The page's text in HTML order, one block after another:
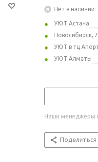
Нет в наличии
УЮТ Астана
Новосибирск,
УЮТ в тц
УЮТ Алматы
Наши менеджеры
Поделиться